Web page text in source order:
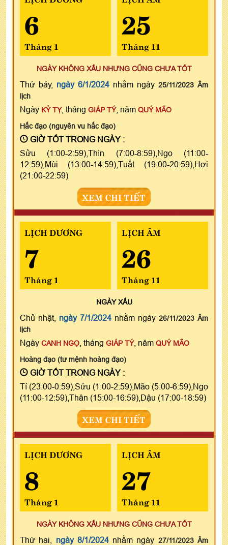
6
Tháng 1
25
Tháng 11
NGÀY KHÔNG XẤU NHƯNG CŨNG CHƯA TỐT
Thứ bảy, ngày 6/1/2024 nhằm ngày 25/11/2023 Âm
lịch
Ngày KỶ TỴ, tháng GIÁP TÝ, năm QUÝ MÃO
Hắc đạo (nguyên vu hắc đạo)
GIỜ TỐT TRONG NGÀY :
Sửu (1:00-2:59),Thìn (7:00-8:59),Ngọ (11:00-
12:59),Mùi (13:00-14:59),Tuất (19:00-20:59),Hợi
(21:00-22:59)
XEM CHI TIẾT
LỊCH DƯƠNG
7
Tháng 1
LỊCH ÂM
26
Tháng 11
NGÀYXẤU
Chủ nhật, ngày 7/1/2024 nhằm ngày 26/11/2023 Âm
lịch
Ngày CANH NGỌ , tháng GIÁP TÝ, năm QUÝ MÃO
Hoàng đạo (tư mệnh hoàng đạo)
GIỜ TỐT TRONG NGÀY :
Tí (23:00-0:59),Sửu (1:00-2:59),Mão (5:00-6:59),Ngọ
(11:00-12:59),Thân (15:00-16:59),Dậu (17:00-18:59)
XEM CHI TIẾT
LỊCH DƯƠNG
8
Tháng 1
LỊCH ÂM
27
Tháng 11
NGÀY KHÔNG XẤU NHƯNG CŨNG CHƯA TỐT
Thứ hai, ngày 8/1/2024nhằm ngày 27/11/2023 Âm